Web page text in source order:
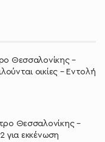
Θεσσαλονίκης –
οικίες – Εντολή
Θεσσαλονίκης –
για εκκένωση